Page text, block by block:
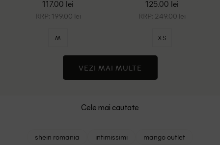
117.00 lei
RRP: 199.00 lei
M
125.00 lei
RRP: 249.00 lei
XS
VEZI MAI MULTE
Cele mai cautate
shein romania intimissimi
mango outlet